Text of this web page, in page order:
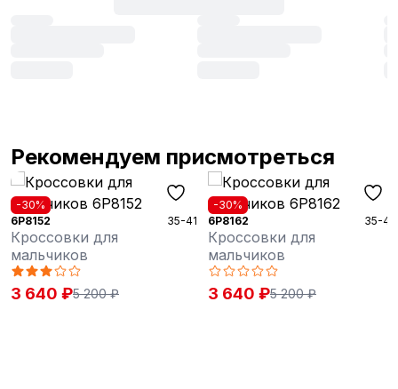
Рекомендуем присмотреться
35-41
-30%
35-41
Кроссовки для
мальчиков
3 640 ₽
-30%
Кроссовки для
мальчиков
3 550 ₽